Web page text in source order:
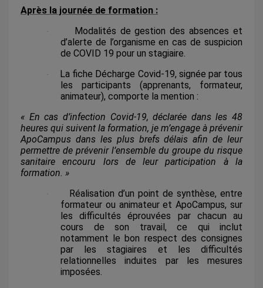
Après la journée de formation :
·
Modalités de gestion des absences et
d’alerte de l’organisme en cas de suspicion
de COVID 19 pour un stagiaire.
·
La fiche Décharge Covid-19, signée par tous
les participants (apprenants, formateur,
animateur), comporte la mention :
« En cas d’infection Covid-19, déclarée dans les 48
heures qui suivent la formation, je m’engage à prévenir
ApoCampus dans les plus brefs délais afin de leur
permettre de prévenir l’ensemble du groupe du risque
sanitaire encouru lors de leur participation à la
formation. »
·
Réalisation d’un point de synthèse, entre
formateur ou animateur et ApoCampus, sur
les difficultés éprouvées par chacun au
cours de son travail, ce qui inclut
notamment le bon respect des consignes
par les stagiaires et les difficultés
relationnelles induites par les mesures
imposées.